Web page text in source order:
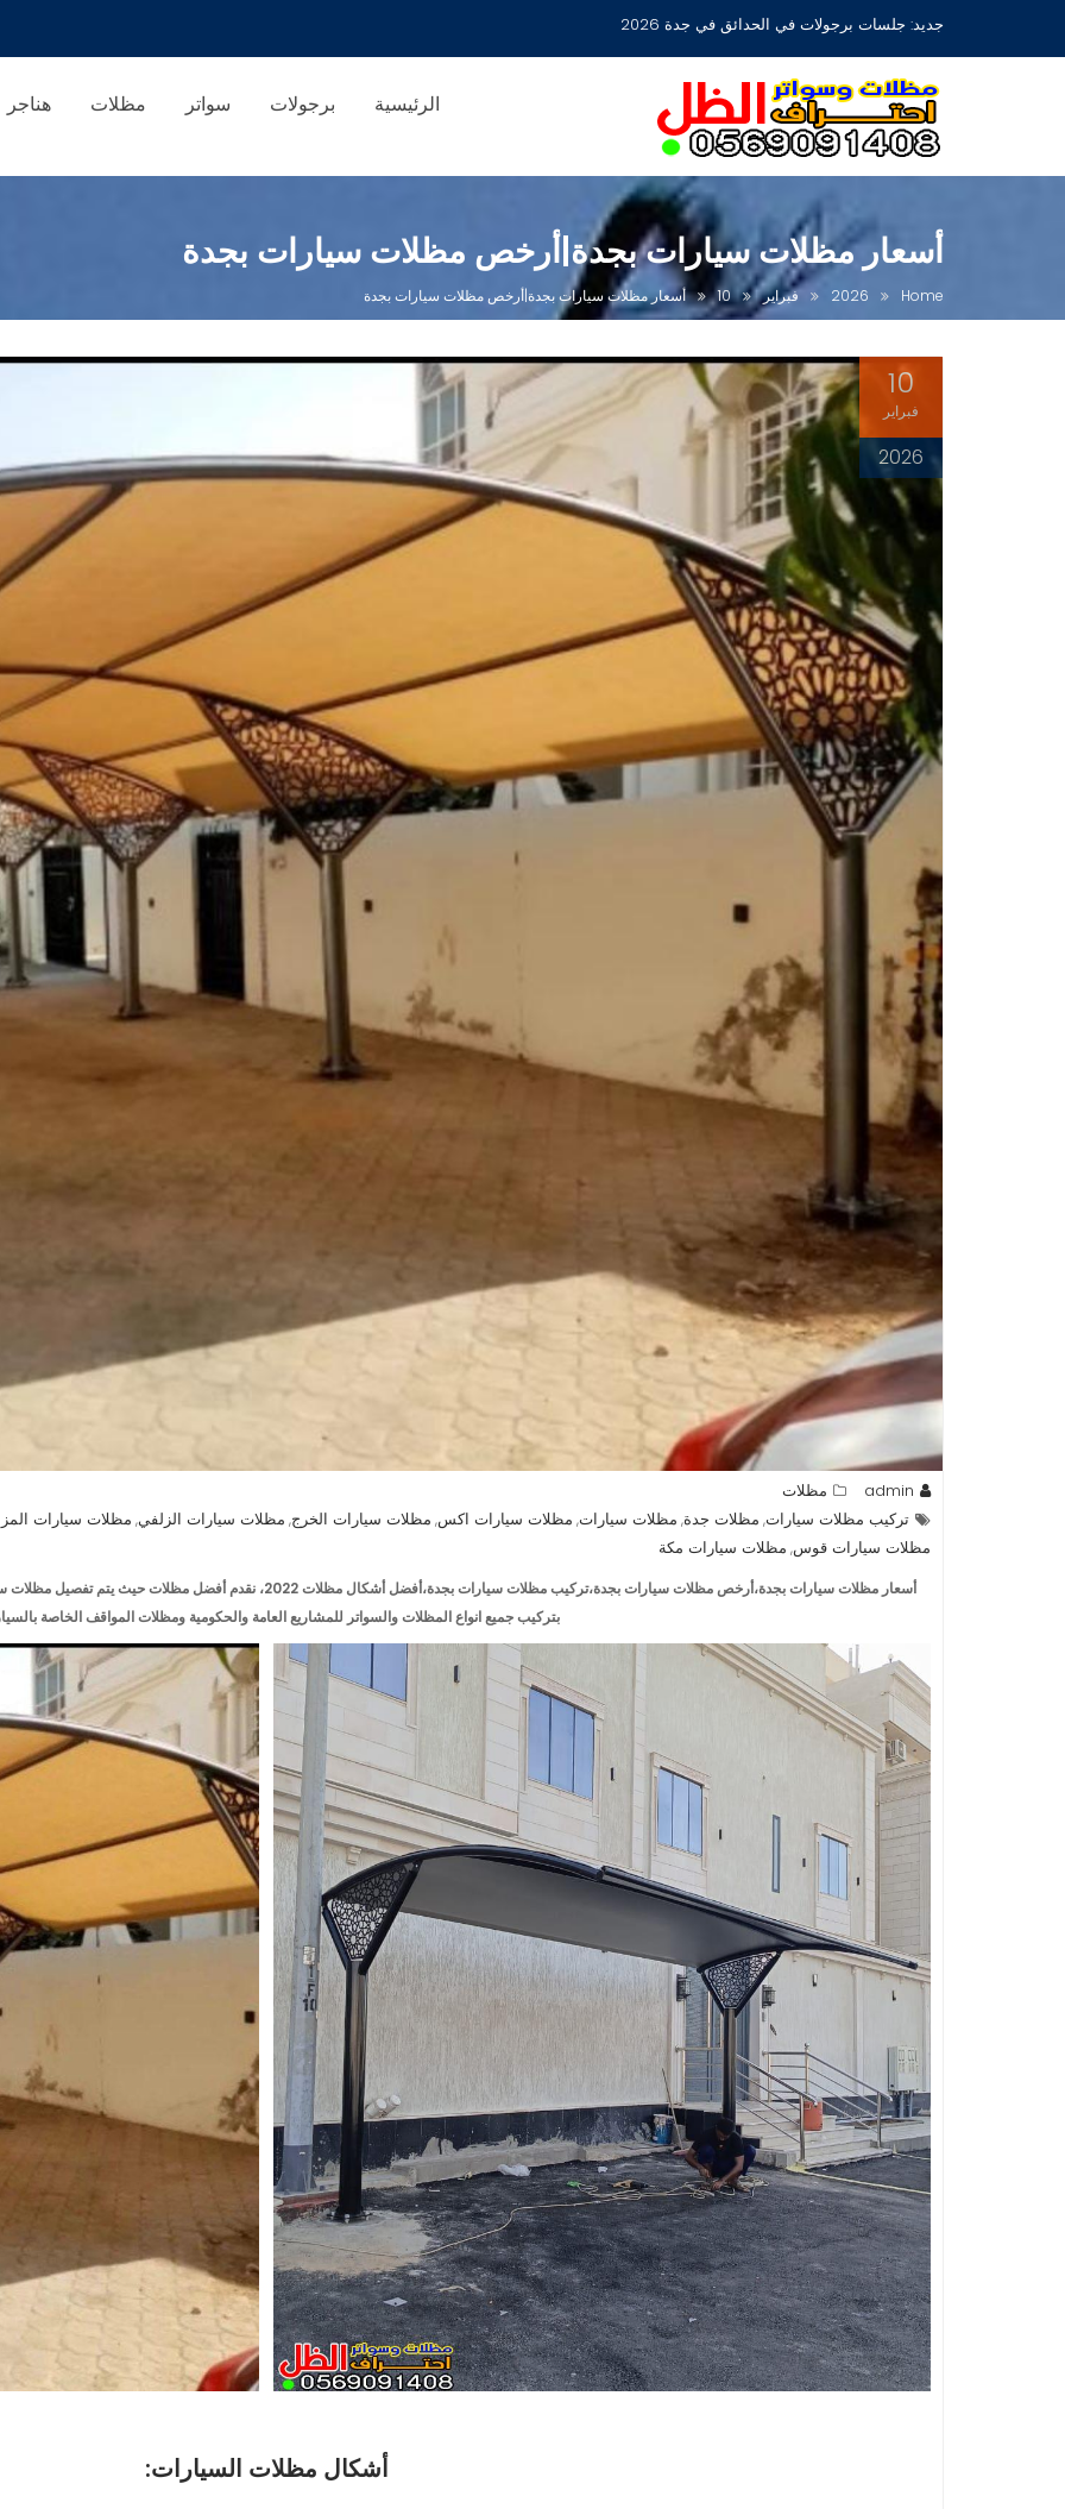
جديد: مظلات جلسات حدائق أشكال مودرن عصرية جديدة بجدة
الرئيسية برجولات سواتر مظلات هناجر
أسعار مظلات سيارات بجدة|أرخص مظلات سيارات بجدة
Home
2026 فبراير 10 أسعار مظلات سيارات بجدة|أرخص مظلات سيارات بجدة
10
فبراير
2026
admin
مظلات
تركيب مظلات سيارات, مظلات جدة, مظلات سيارات, مظلات سيارات اكس, مظلات سيارات الخرج, مظلات سيارات الزلفي, مظلات سيارات
مظلات سيارات قوس, مظلات سيارات مكة
أسعار مظلات سيارات بجدة،أرخص مظلات سيارات بجدة،تركيب مظلات سيارات
بتركيب جميع انواع المظلات والسواتر للمشاريع العامة والحكومية ومظلات المواقف الخاصة
أشكال مظلات السيارات: